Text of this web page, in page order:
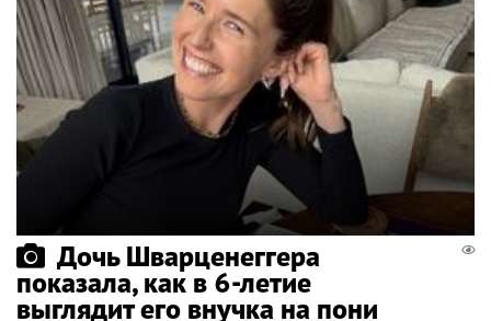
Дочь Шварценеггера
показала, как в 6-летие
выглядит его внучка на пони